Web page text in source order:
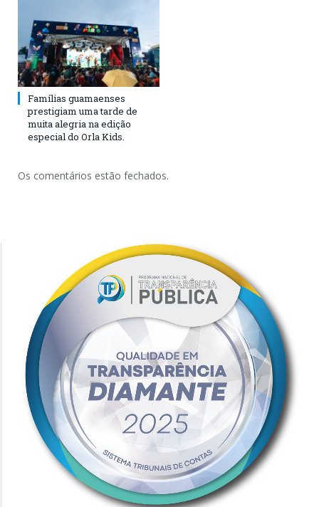
Famílias guamaenses
prestigiam uma tarde de
muita alegria na edição
especial do Orla Kids.
Os comentários estão fechados.